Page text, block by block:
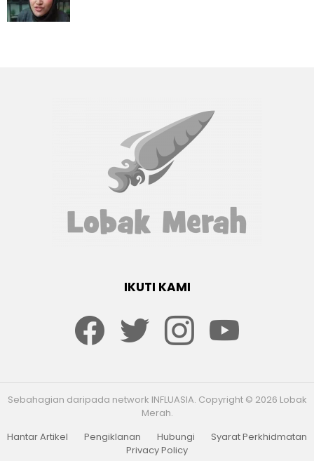
IKUTI KAMI
Sebahagian daripada network INFLUASIA. Copyright © 2026 Lobak
Merah.
Hantar Artikel
Pengiklanan Hubungi
Syarat Perkhidmatan
Privacy Policy